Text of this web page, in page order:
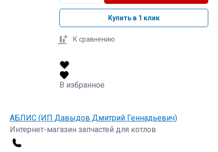
Купить в 1 клик
К сравнению
В избранное
АБЛИС (ИП Давыдов Дмитрий Геннадьевич)
Интернет-магазин запчастей для котлов